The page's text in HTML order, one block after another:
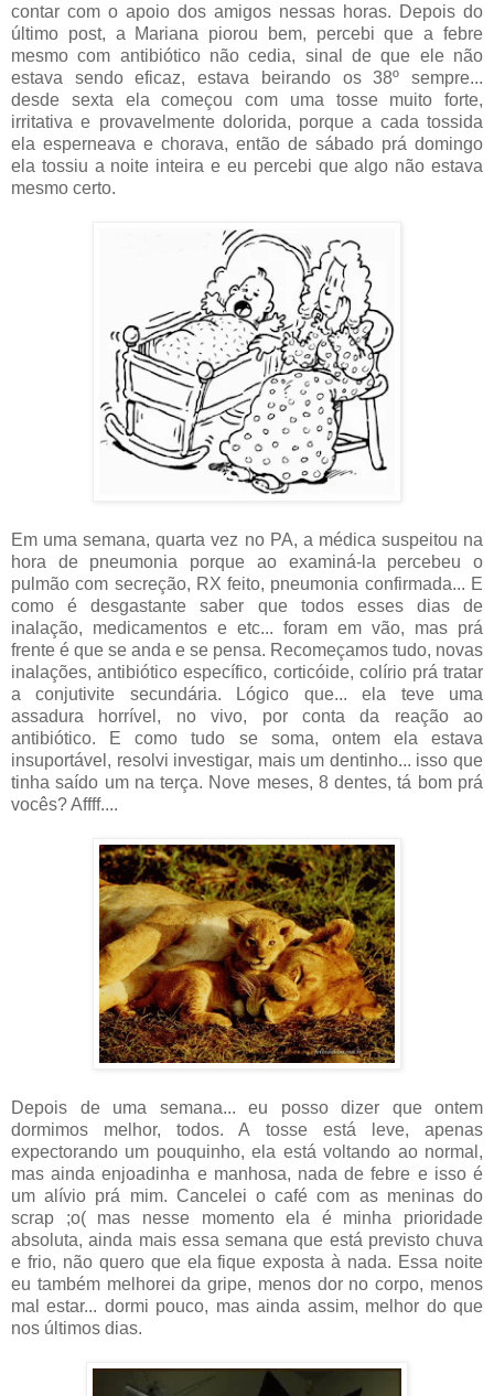
contar com o apoio dos amigos nessas horas. Depois do
último post, a Mariana piorou bem, percebi que a febre
mesmo com antibiótico não cedia, sinal de que ele não
estava sendo eficaz, estava beirando os 38º sempre...
desde sexta ela começou com uma tosse muito forte,
irritativa e provavelmente dolorida, porque a cada tossida
ela esperneava e chorava, então de sábado prá domingo
ela tossiu a noite inteira e eu percebi que algo não estava
mesmo certo.
Em uma semana, quarta vez no PA, a médica suspeitou na
hora de pneumonia porque ao examiná-la percebeu o
pulmão com secreção, RX feito, pneumonia confirmada... E
como é desgastante saber que todos esses dias de
inalação, medicamentos e etc... foram em vão, mas prá
frente é que se anda e se pensa. Recomeçamos tudo, novas
inalações, antibiótico específico, corticóide, colírio prá tratar
a conjutivite secundária. Lógico que... ela teve uma
assadura horrível, no vivo, por conta da reação ao
antibiótico. E como tudo se soma, ontem ela estava
insuportável, resolvi investigar, mais um dentinho... isso que
tinha saído um na terça. Nove meses, 8 dentes, tá bom prá
vocês? Affff....
Depois de uma semana... eu posso dizer que ontem
dormimos melhor, todos. A tosse está leve, apenas
expectorando um pouquinho, ela está voltando ao normal,
mas ainda enjoadinha e manhosa, nada de febre e isso é
um alívio prá mim. Cancelei o café com as meninas do
scrap ;o( mas nesse momento ela é minha prioridade
absoluta, ainda mais essa semana que está previsto chuva
e frio, não quero que ela fique exposta à nada. Essa noite
eu também melhorei da gripe, menos dor no corpo, menos
mal estar... dormi pouco, mas ainda assim, melhor do que
nos últimos dias.